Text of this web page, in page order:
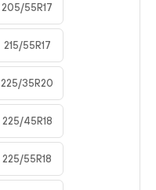
205/55R17
215/55R17
225/35R20
225/45R18
225/55R18